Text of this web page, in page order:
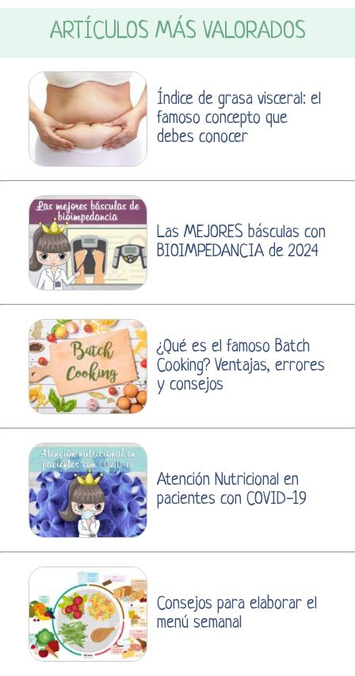
ARTÍCULOS MÁS VALORADOS
Índice de grasa visceral: el
famoso concepto que
debes conocer
Las MEJORES básculas con
BIOIMPEDANCIA de 2024
¿Qué es el famoso Batch
Cooking? Ventajas, errores
y consejos
Atención Nutricional en
pacientes con COVID-19
Consejos para elaborar el
menú semanal